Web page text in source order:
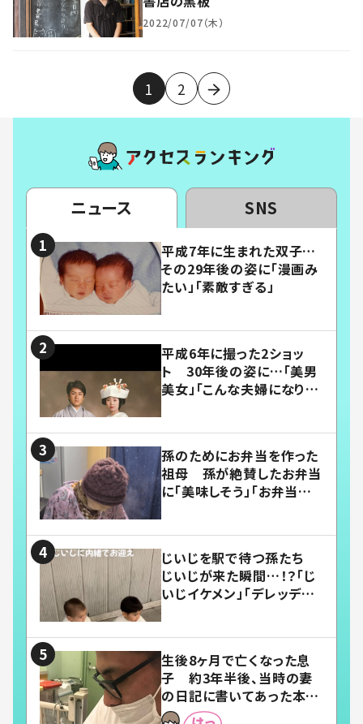
2022/07/07（木）
1 2
ニュース SNS
平成7年に生まれた双子…
その29年後の姿に「漫画み
たい」「素敵すぎる」
平成6年に撮った2ショッ
ト 30年後の姿に…「美男
美女」「こんな夫婦になりた
孫のためにお弁当を作った
祖母 孫が絶賛したお弁当
に「美味しそう」「お弁当すご
じいじを駅で待つ孫たち
じいじが来た瞬間…！？「じ
いじイケメン」「デレッデレ」
生後8ヶ月で亡くなった息
子 約3年半後、当時の妻
の日記に書いてあった本音
とは